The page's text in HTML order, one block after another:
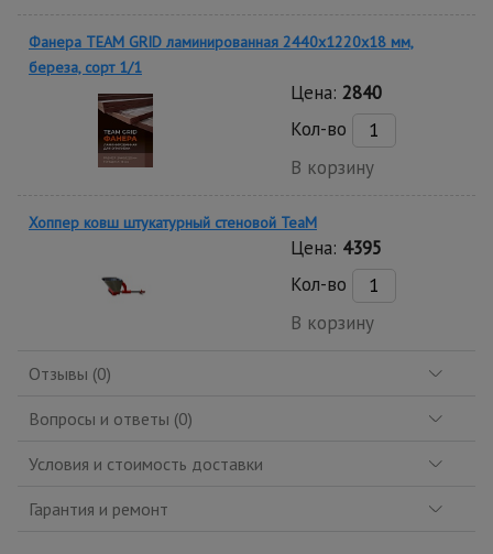
Фанера TEAM GRID ламинированная 2440х1220х18 мм,
береза, сорт 1/1
Цена: 2840
Кол-во
В корзину
Хоппер ковш штукатурный стеновой TeaM
Цена: 4395
Кол-во
В корзину
Отзывы (0)
Вопросы и ответы (0)
Условия и стоимость доставки
Гарантия и ремонт